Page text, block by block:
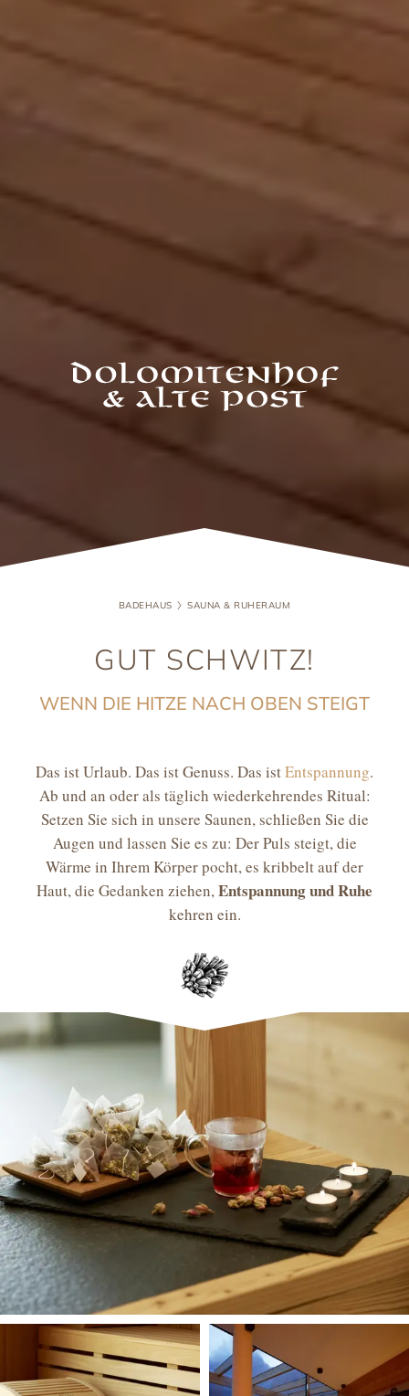
BADEHAUS SAUNA & RUHERAUM
GUT SCHWITZ!
WENN DIE HITZE NACH OBEN STEIGT
Das ist Urlaub. Das ist Genuss. Das istEntspannung.
Ab und an oder als täglich wiederkehrendes Ritual:
Setzen Sie sich in unsere Saunen, schließen Sie die
Augen und lassen Sie es zu: Der Puls steigt, die
Wärme in Ihrem Körper pocht, es kribbelt auf der
Haut, die Gedanken ziehen,Entspannung und Ruhe
kehren ein.